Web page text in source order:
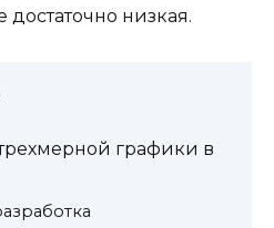
низкая.
графики в